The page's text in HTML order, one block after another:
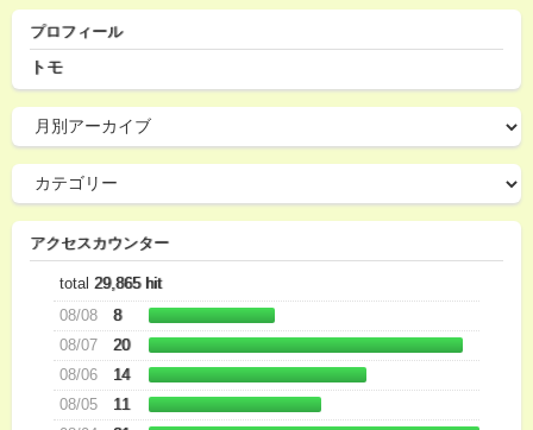
プロフィール
トモ
アクセスカウンター
total 29,865 hit
08/08
8
08/07
20
08/06
14
08/05
11